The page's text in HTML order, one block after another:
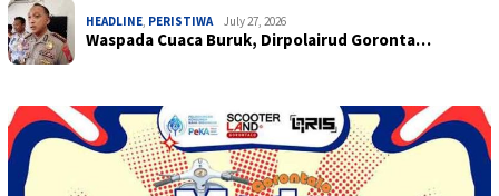
HEADLINE PERISTIWA July 27, 2026
Waspada Cuaca Buruk, Dirpolairud Goronta…